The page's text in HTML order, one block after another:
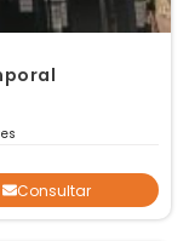
Consultar